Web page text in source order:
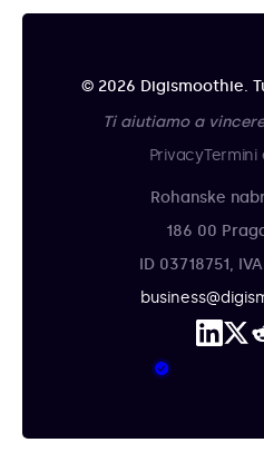
© 2026 Digismoothie.
Ti aiutiamo a
PrivacyTermini
Rohanske
186 00
ID 03718751,